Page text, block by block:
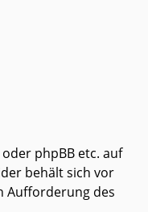
phpBB etc. auf
behält sich vor
Aufforderung des